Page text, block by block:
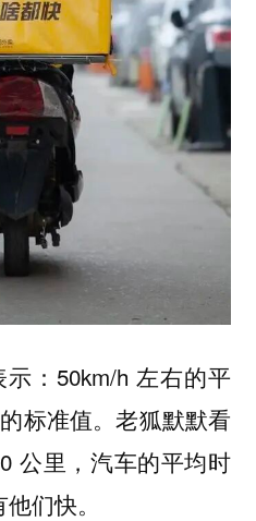
：50km/h 左右的平
标准值。老狐默默看
公里，汽车的平均时
们快。